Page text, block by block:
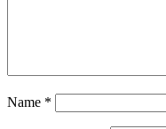
Name *